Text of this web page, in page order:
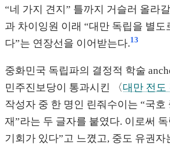
“네 가지 견지” 틀까지 거슬러 올라
과 차이잉원 이래 “대만 독립을 별도
다”는 연장선을 이어받는다.13
중화민국 독립파의 결정적 학술
민주진보당이 통과시킨 〈대만 전도
작성자 중 한 명인 린줘수이는 “국호
재”라는 두 글자를 붙였다. 이로써
기회가 있다”고 느꼈고, 중도 유권자